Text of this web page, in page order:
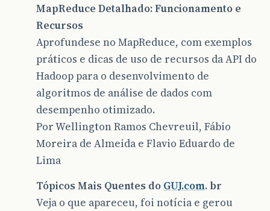
MapReduce Detalhado: Funcionamento e
Recursos
Aprofundese no MapReduce, com exemplos
práticos e dicas de uso de recursos da API do
Hadoop para o desenvolvimento de
algoritmos de análise de dados com
desempenho otimizado.
Por Wellington Ramos Chevreuil, Fábio
Moreira de Almeida e Flavio Eduardo de
Lima
Tópicos Mais Quentes do GUJ.com. br
Veja o que apareceu, foi notícia e gerou